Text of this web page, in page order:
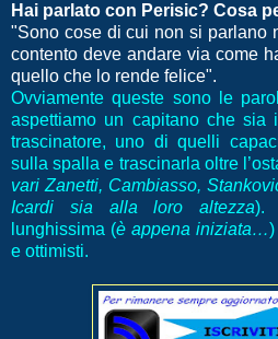
Hai parlato con Perisic? Cosa
"Sono cose di cui non si parlano
contento deve andare via come
quello che lo rende felice".
Ovviamente queste sono le
aspettiamo un capitano che sia
trascinatore, uno di quelli
sulla spalla e trascinarla oltre
vari Zanetti, Cambiasso,
Icardi sia alla loro altezza).
lunghissima (è appena iniziata…)
e ottimisti.